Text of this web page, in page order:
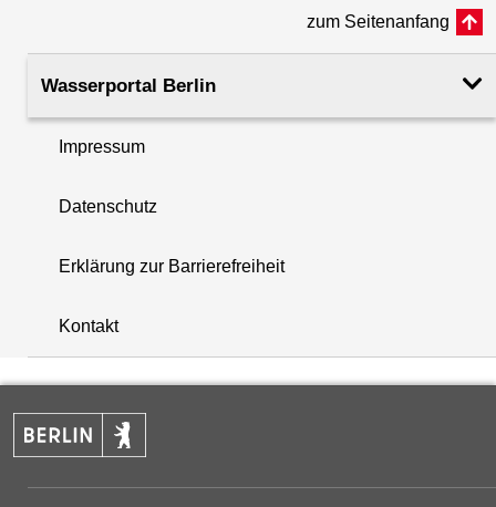
+
−
zum Seitenanfang
Wasserportal Berlin
Impressum
Datenschutz
Erklärung zur Barrierefreiheit
Kontakt